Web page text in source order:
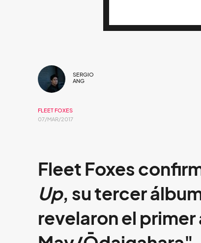
SERGIO
ANG
FLEET FOXES
07/MAR/2017
Fleet Foxes
Up, su tercer
revelaron el